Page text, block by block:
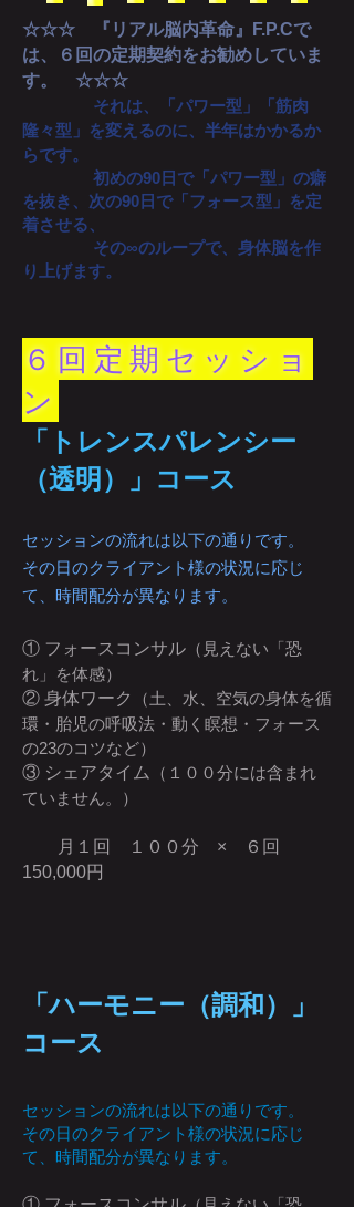
☆☆☆ 『リアル脳内革命』F.P.Cで
は、６回の定期契約をお勧めしていま
す。 ☆☆☆
それは、「パワー型」「筋肉
隆々型」を変えるのに、半年はかかるか
らです。
初めの90日で「パワー型」の癖
を抜き、次の90日で「フォース型」を定
着させる、
その∞のループで、身体脳を作
り上げます。
６回定期セッショ
ン
「トレンスパレンシー
（透明）」コース
セッションの流れは以下の通りです。
その日のクライアント様の状況に応じ
て、時間配分が異なります。
① フォースコンサル （見えない「恐
れ」を体感）
② 身体ワーク
（土、水、空気の身体を循
環・胎児の呼吸法・動く瞑想・フォース
の23のコツなど）
③ シェアタイム
（１００分には含まれ
ていません。）
月１回 １００分 × ６回
150,000円
「ハーモニー（調和）」
コース
セッションの流れは以下の通りです。
その日のクライアント様の状況に応じ
て、時間配分が異なります。